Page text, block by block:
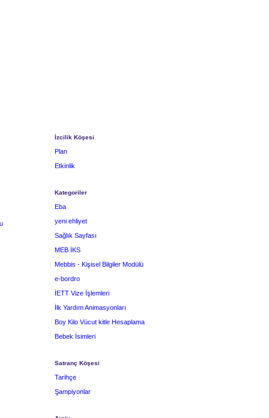
İzcilik Köşesi
Plan
Etkinlik
Kategoriler
Eba
yeni ehliyet
Sağlık Sayfası
MEB İKS
Mebbis - Kişisel Bilgiler Modülü
e-bordro
İETT Vize İşlemleri
İlk Yardım Animasyonları
Boy Kilo Vücut kitle Hesaplama
Bebek İsimleri
Satranç Köşesi
Tarihçe
Şampiyonlar